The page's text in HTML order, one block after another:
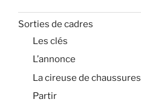
Sorties de cadres
Les clés
L’annonce
La cireuse de chaussures
Partir